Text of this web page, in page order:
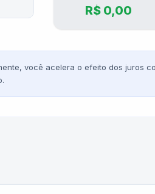
R$ 0,00
você acelera o efeito dos juros